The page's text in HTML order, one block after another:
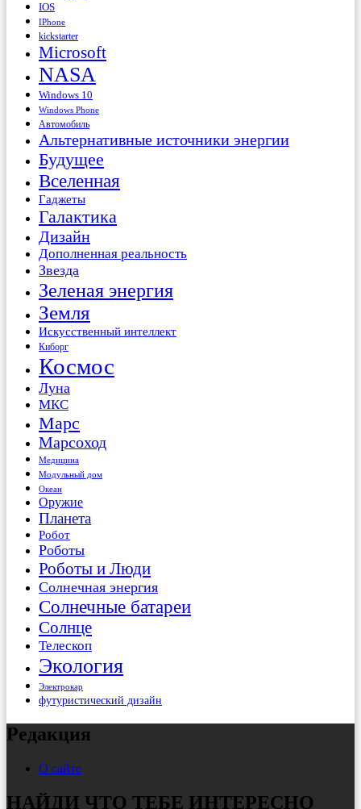
IOS
IPhone
kickstarter
Microsoft
NASA
Windows 10
Windows Phone
Автомобиль
Альтернативные источники энергии
Будущее
Вселенная
Гаджеты
Галактика
Дизайн
Дополненная реальность
Звезда
Зеленая энергия
Земля
Искусственный интеллект
Киборг
Космос
Луна
МКС
Марс
Марсоход
Медицина
Модульный дом
Океан
Оружие
Планета
Робот
Роботы
Роботы и Люди
Солнечная энергия
Солнечные батареи
Солнце
Телескоп
Экология
Электрокар
футуристический дизайн
Редакция
О сайте
НАЙДИ ЧТО ТЕБЕ ИНТЕРЕСНО